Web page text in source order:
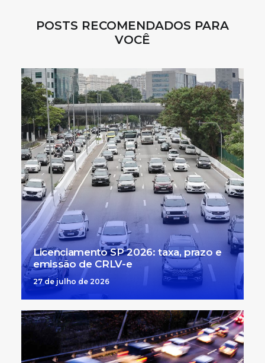
POSTS RECOMENDADOS PARA
VOCÊ
Licenciamento SP 2026: taxa, prazo e
emissão de CRLV-e
27 de julho de 2026